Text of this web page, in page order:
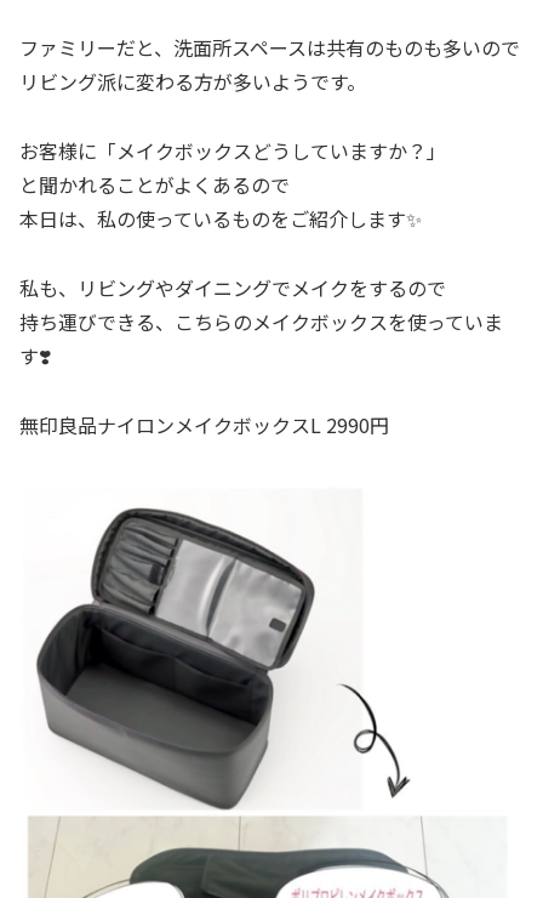
ファミリーだと、洗面所スペースは共有のものも多いので
リビング派に変わる方が多いようです。
お客様に「メイクボックスどうしていますか？」
と聞かれることがよくあるので
本日は、私の使っているものをご紹介します✨
私も、リビングやダイニングでメイクをするので
持ち運びできる、こちらのメイクボックスを使っていま
す❣️
無印良品ナイロンメイクボックスL 2990円